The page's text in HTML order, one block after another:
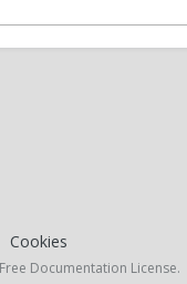
Cookies
Documentation License.